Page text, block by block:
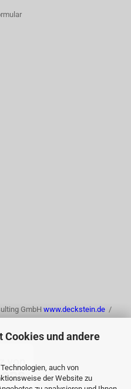
Cookies und andere
auch von
der Website zu
GmbH www.deckstein.de /